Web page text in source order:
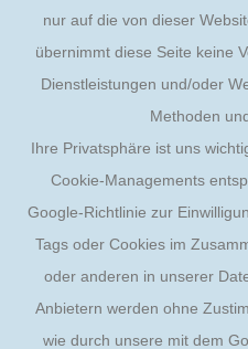
nur auf die von dieser
übernimmt diese Seite keine
Dienstleistungen und/oder
Methoden
Ihre Privatsphäre ist uns
Cookie-Managements
Google-Richtlinie zur
Tags oder Cookies im
oder anderen in unserer
Anbietern werden ohne
wie durch unsere mit dem